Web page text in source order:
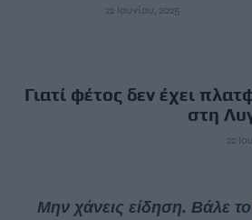
22 Ιουνίου, 2025
Γιατί φέτος δεν έχει
στη
22
Μην χάνεις είδηση. Βάλε το